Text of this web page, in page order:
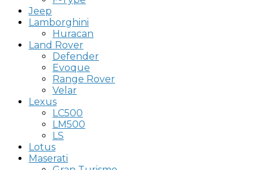
Jeep
Lamborghini
Huracan
Land Rover
Defender
Evoque
Range Rover
Velar
Lexus
LC500
LM500
LS
Lotus
Maserati